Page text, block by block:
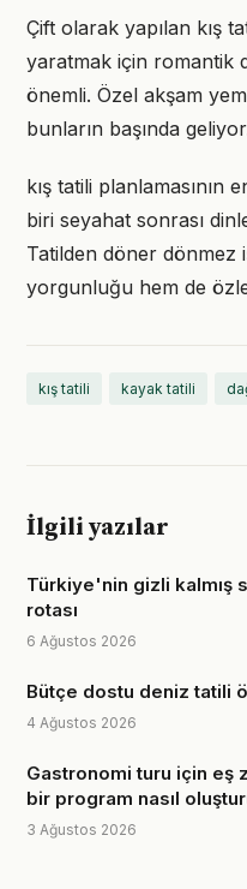
Çift olarak yapılan kış
yaratmak için romantik
önemli. Özel akşam
bunların başında
kış tatili planlamasının
biri seyahat sonrası
Tatilden döner dönmez
yorgunluğu hem de
kış tatili kayak tatili
İlgili yazılar
Türkiye'nin gizli
rotası
6 Ağustos 2026
Bütçe dostu deniz tatili
4 Ağustos 2026
Gastronomi turu için eş
bir program nasıl
3 Ağustos 2026